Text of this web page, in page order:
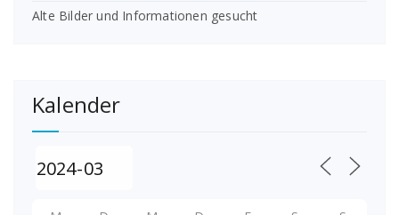
Alte Bilder und Informationen gesucht
Kalender